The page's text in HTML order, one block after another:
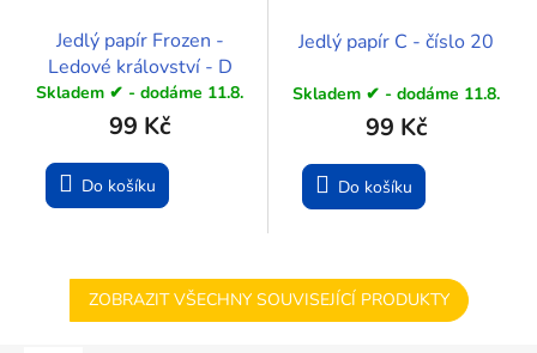
Jedlý papír Frozen -
Ledové království - D
Skladem ✔ - dodáme 11.8.
99 Kč
Do košíku
Jedlý papír C - číslo 20
Skladem ✔ - dodáme 11.8.
99 Kč
Do košíku
ZOBRAZIT VŠECHNY SOUVISEJÍCÍ PRODUKTY